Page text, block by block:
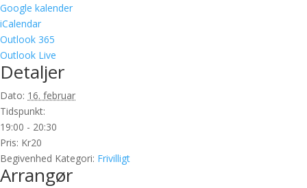
Google kalender
iCalendar
Outlook 365
Outlook Live
Detaljer
Dato: 16. februar
Tidspunkt:
19:00 - 20:30
Pris: Kr20
Begivenhed Kategori: Frivilligt
Arrangør